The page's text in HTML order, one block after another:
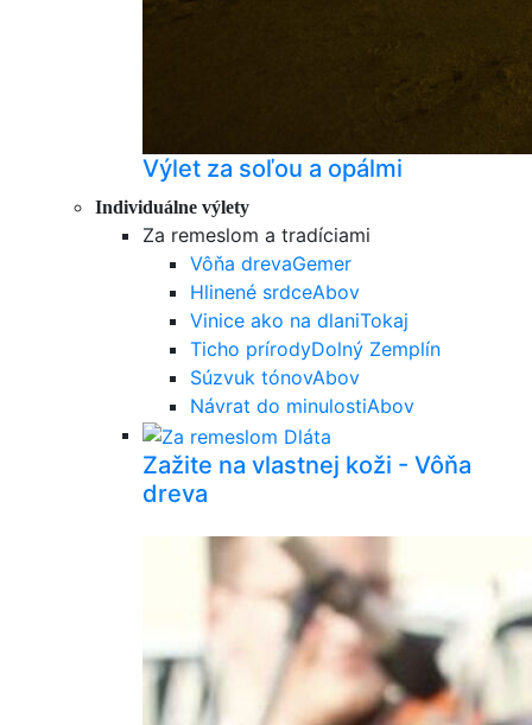
Výlet za soľou a opálmi
Individuálne výlety
Za remeslom a tradíciami
Vôňa drevaGemer
Hlinené srdceAbov
Vinice ako na dlaniTokaj
Ticho prírodyDolný Zemplín
Súzvuk tónovAbov
Návrat do minulostiAbov
Zažite na vlastnej koži - Vôňa
dreva